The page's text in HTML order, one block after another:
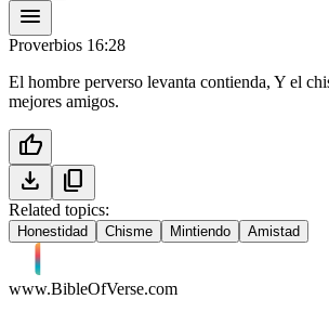
menu
Proverbios 16:28
El hombre perverso levanta contienda, Y el
mejores amigos.
thumb_up
download
content_copy
Related topics:
Honestidad Chisme Mintiendo Amistad
www.BibleOfVerse.com